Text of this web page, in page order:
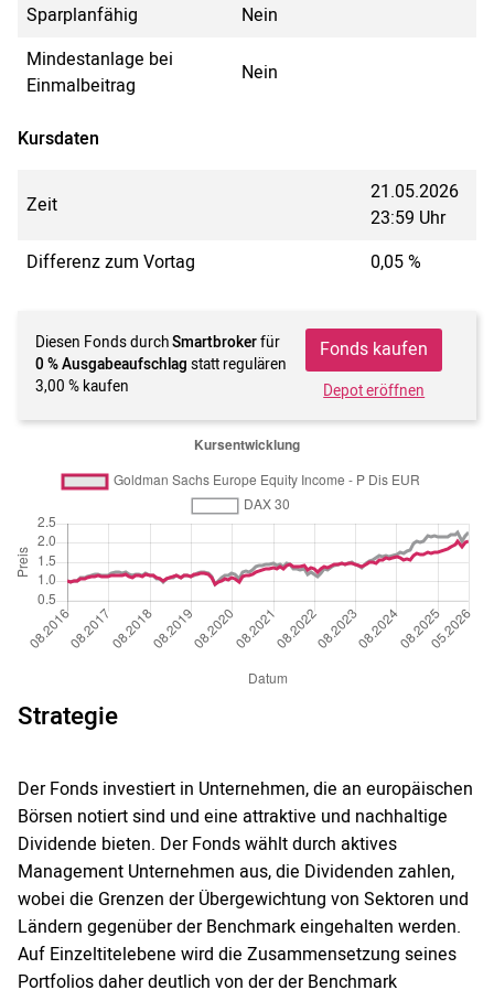
Sparplanfähig
Nein
Mindestanlage bei
Einmalbeitrag
Nein
Kursdaten
Zeit
21.05.2026
23:59 Uhr
Differenz zum Vortag
0,05 %
Diesen Fonds durchSmartbrokerfür
0 % Ausgabeaufschlag statt regulären
3,00 % kaufen
Fonds kaufen
Depot eröffnen
Strategie
Der Fonds investiert in Unternehmen, die an europäischen
Börsen notiert sind und eine attraktive und nachhaltige
Dividende bieten. Der Fonds wählt durch aktives
Management Unternehmen aus, die Dividenden zahlen,
wobei die Grenzen der Übergewichtung von Sektoren und
Ländern gegenüber der Benchmark eingehalten werden.
Auf Einzeltitelebene wird die Zusammensetzung seines
Portfolios daher deutlich von der der Benchmark